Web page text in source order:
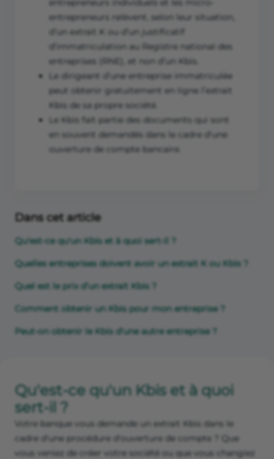
entrepreneurs individuels et les micro-
entrepreneurs relèvent, selon leur situation,
d’un extrait K ou d’un justificatif
d’immatriculation au Registre national des
entreprises (RNE), et non d’un Kbis.
Le dirigeant d’une entreprise immatriculée
peut obtenir gratuitement en ligne l’extrait
Kbis de sa propre société.
Le Kbis fait partie des documents qui sont
en souvent demandés dans le cadre d'une
ouverture de compte bancaire.
Dans cet article
Qu'est-ce qu'un Kbis et à quoi sert-il ?
Quelles entreprises doivent avoir un extrait K ou Kbis ?
Quel est le prix d’un extrait Kbis ?
Comment obtenir un Kbis pour mon entreprise ?
Peut-on obtenir le Kbis d'une autre entreprise ?
Qu'est-ce qu'un Kbis et à quoi
sert-il ?
Votre banque vous demande un extrait Kbis dans le
cadre d'une procédure d'ouverture de compte ? Que
vous veniez de créer votre société ou que vous changiez